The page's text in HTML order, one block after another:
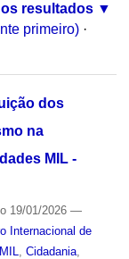
os resultados
primeiro) ·
dos
na
MIL -
19/01/2026 —
Internacional de
Cidadania,